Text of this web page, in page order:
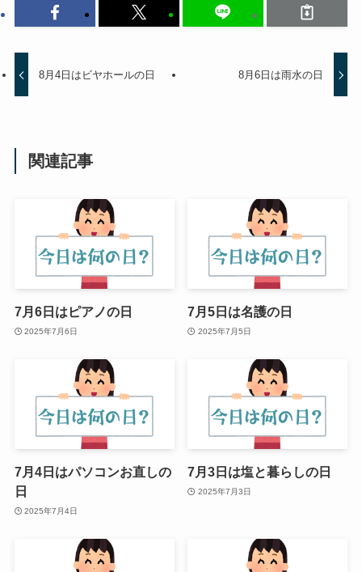
8月4日はビヤホールの日 8月6日は雨水の日
関連記事
7月6日はピアノの日
2025年7月6日
7月5日は名護の日
2025年7月5日
7月4日はパソコンお直しの
日
2025年7月4日
7月3日は塩と暮らしの日
2025年7月3日